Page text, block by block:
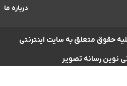
درباره ما
© کلیه حقوق متعلق به سایت اینترنتی
نوین رسانه تصویر